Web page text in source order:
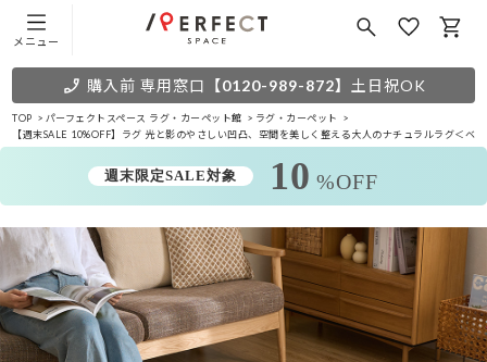
メニュー
購入前 専用窓口 【0120-989-872】 土日祝OK
TOP パーフェクトスペース ラグ・カーペット館
ラグ・カーペット
【週末SALE 10%OFF】ラグ 光と影のやさしい凹凸、空間を美しく整える大人のナチュラルラグ＜ベ
週末限定SALE対象 10 %OFF